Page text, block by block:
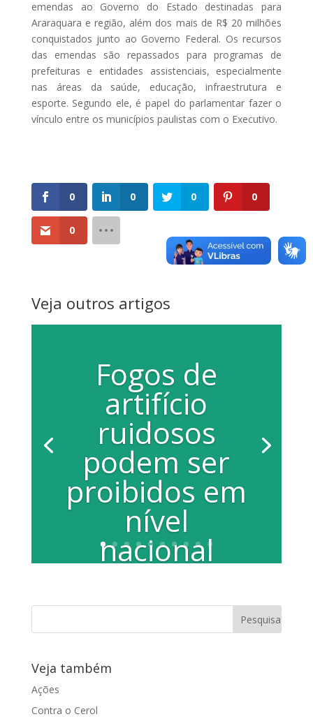
emendas ao Governo do Estado destinadas para
Araraquara e região, além dos mais de R$ 20 milhões
conquistados junto ao Governo Federal. Os recursos
das emendas são repassados para programas de
prefeituras e entidades assistenciais, especialmente
nas áreas da saúde, educação, infraestrutura e
esporte. Segundo ele, é papel do parlamentar fazer o
vínculo entre os municípios paulistas com o Executivo.
0 0 0 0
0
Veja outros artigos
Fogos de
artifício
ruidosos
podem ser
proibidos em
nível
nacional
Veja também
Ações
Contra o Cerol